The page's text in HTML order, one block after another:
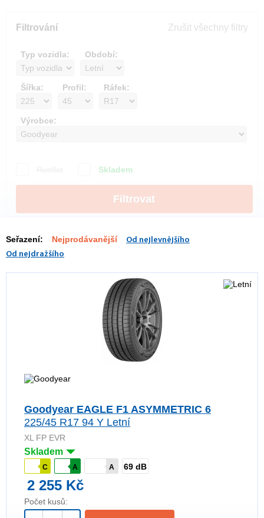
Filtrování Zrušit všechny filtry
Typ vozidla: Období:
Šířka: Profil: Ráfek:
Výrobce:
Skladem
Filtrovat
Seřazení: Nejprodávanější
Od nejlevnějšího
Od nejdražšího
Goodyear EAGLE F1 ASYMMETRIC 6
225/45 R17 94 Y Letní
XL FP EVR
Skladem
C A A 69 dB
2 255 Kč
Počet kusů: